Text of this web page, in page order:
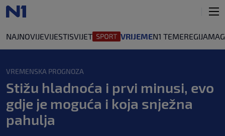
NAJNOVIJEVIJESTISVIJET VRIJEMEN1 TEMEREGIJA
VREMENSKA PROGNOZA
Stižu hladnoća i prvi minusi, evo
gdje je moguća i koja snježna
pahulja